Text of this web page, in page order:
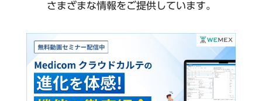
さまざまな情報をご提供しています。